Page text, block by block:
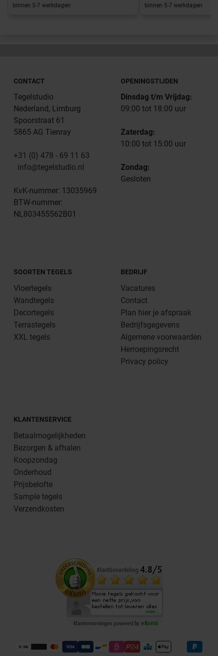
binnen 5-7 werkdagen
binnen 5-7 werkdagen
CONTACT
Tegelstudio
Nederland, Limburg
Spoorstraat 61
5865 AG Tienray
+31 (0) 478 - 69 11 63
info@tegelstudio.nl
KvK-nummer: 13035969
BTW-nummer:
NL803455562B01
OPENINGSTIJDEN
Dinsdag t/m Vrijdag:
09:00 tot 18:00 uur
Zaterdag:
10:00 tot 15:00 uur
Zondag:
Gesloten
SOORTEN TEGELS
Vloertegels
Wandtegels
Decortegels
Terrastegels
XXL tegels
BEDRIJF
Vacatures
Contact
Plan hier je afspraak
Bedrijfsgegevens
Algemene voorwaarden
Herroepingsrecht
Privacy policy
KLANTENSERVICE
Betaalmogelijkheden
Bezorgen & afhalen
Koopzondag
Onderhoud
Prijsbelofte
Sample tegels
Verzendkosten